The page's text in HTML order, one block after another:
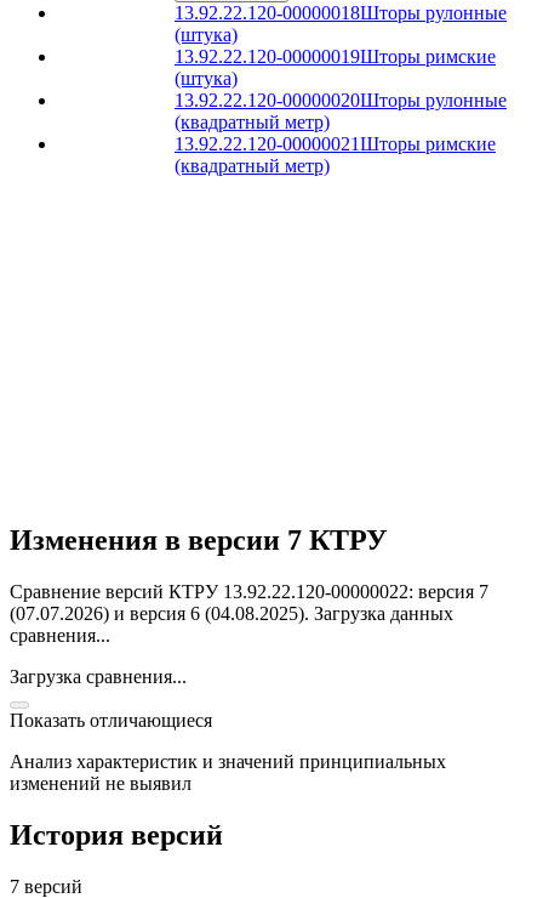
13.92.22.120-00000018Шторы рулонные
(штука)
13.92.22.120-00000019Шторы римские
(штука)
13.92.22.120-00000020Шторы рулонные
(квадратный метр)
13.92.22.120-00000021Шторы римские
(квадратный метр)
Изменения в версии 7 КТРУ
Сравнение версий КТРУ 13.92.22.120-00000022: версия 7
(07.07.2026) и версия 6 (04.08.2025). Загрузка данных
сравнения...
Загрузка сравнения...
Показать отличающиеся
Анализ характеристик и значений принципиальных
изменений не выявил
История версий
7 версий